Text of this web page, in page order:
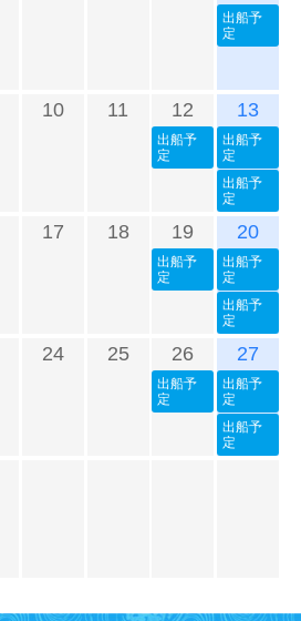
出船予
定
10 11 12
出船予
定
13
出船予
定
出船予
定
17 18 19
出船予
定
20
出船予
定
出船予
定
24 25 26
出船予
定
27
出船予
定
出船予
定